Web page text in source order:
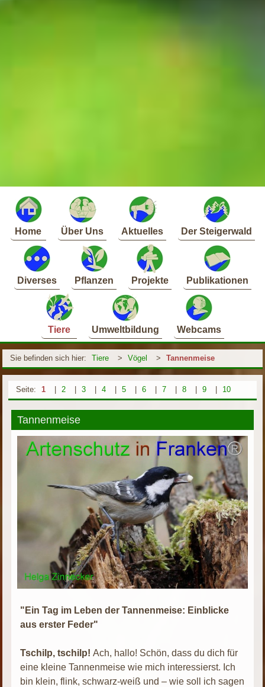
Home Über Uns Aktuelles Der Steigerwald
Diverses Pflanzen Projekte Publikationen
Tiere Umweltbildung Webcams
Sie befinden sich hier: Tiere > Vögel > Tannenmeise
Seite: 1 | 2 | 3 | 4 | 5 | 6 | 7 | 8 | 9 | 10
Tannenmeise
"Ein Tag im Leben der Tannenmeise: Einblicke
aus erster Feder"
Tschilp, tschilp!Ach, hallo! Schön, dass du dich für
eine kleine Tannenmeise wie mich interessierst. Ich
bin klein, flink, schwarz-weiß und – wie soll ich sagen